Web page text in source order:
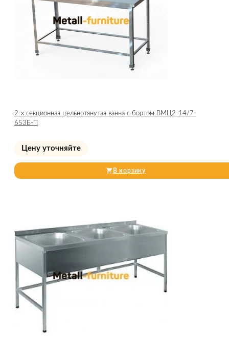
2-х секционная цельнотянутая ванна с бортом ВМЦ2-14/7-
653Б-П
Цену уточняйте
В корзину